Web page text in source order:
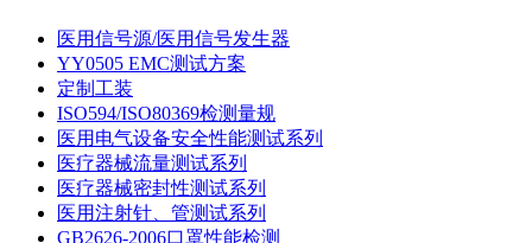
医用信号源/医用信号发生器
YY0505 EMC测试方案
定制工装
ISO594/ISO80369检测量规
医用电气设备安全性能测试系列
医疗器械流量测试系列
医疗器械密封性测试系列
医用注射针、管测试系列
GB2626-2006口罩性能检测